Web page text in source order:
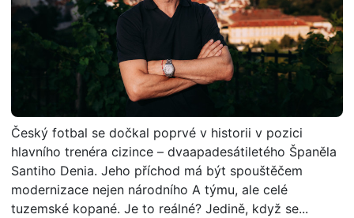
Český fotbal se dočkal poprvé v historii v pozici
hlavního trenéra cizince – dvaapadesátiletého Španěla
Santiho Denia. Jeho příchod má být spouštěčem
modernizace nejen národního A týmu, ale celé
tuzemské kopané. Je to reálné? Jedině, když se...